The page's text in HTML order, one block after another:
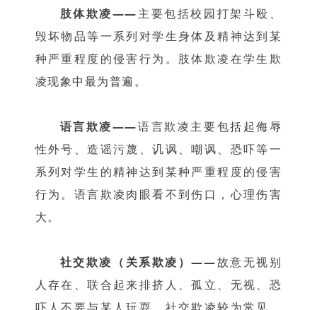
肢体欺凌——主要包括校园打架斗殴、
毁坏物品等一系列对学生身体及精神达到某
种严重程度的侵害行为。肢体欺凌在学生欺
凌现象中最为普遍。
语言欺凌——语言欺凌主要包括起侮辱
性外号、造谣污蔑、讥讽、嘲讽、恐吓等一
系列对学生的精神达到某种严重程度的侵害
行为。语言欺凌肉眼看不到伤口，心理伤害
大。
社交欺凌（关系欺凌）——故意无视别
人存在、联合起来排挤人、孤立、无视、恐